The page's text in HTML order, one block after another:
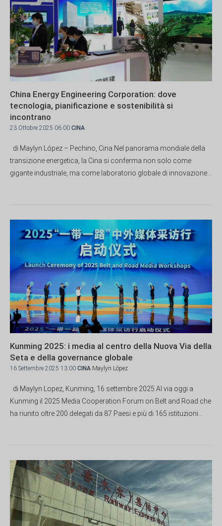
China Energy Engineering Corporation: dove
tecnologia, pianificazione e sostenibilità si
incontrano
23 Ottobre 2025 06:00 CINA
di Maylyn López – Pechino, Cina Nel panorama mondiale della
transizione energetica, la Cina si conferma non solo come
gigante industriale, ma come laboratorio globale di innovazione...
Kunming 2025: i media al centro della Nuova Via della
Seta e della governance globale
16 Settembre 2025 13:00 CINA Maylyn López
di Maylyn Lopez, Kunming, 16 settembre 2025 Al via oggi a
Kunming il 2025 Media Cooperation Forum on Belt and Road che
ha riunito oltre 200 delegati da 87 Paesi e più di 165 istituzioni...